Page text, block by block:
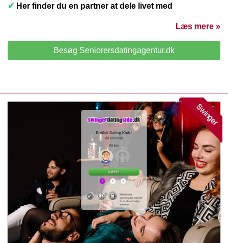
✔ Her finder du en partner at dele livet med
Læs mere »
Besøg Seniorersdatingagentur.dk
Swinger